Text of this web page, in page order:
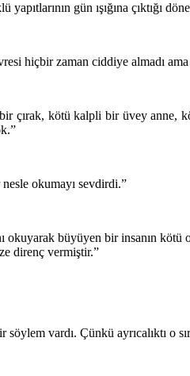
gün ışığına çıktığı
hiçbir zaman ciddiye almadı
çırak, kötü kalpli bir üvey anne,
okumayı sevdirdi.”
okuyarak büyüyen bir insanın
direnç vermiştir.”
vardı. Çünkü ayrıcalıktı o